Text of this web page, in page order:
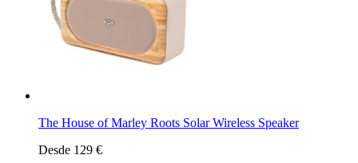
The House of Marley Roots Solar Wireless Speaker
Desde 129 €